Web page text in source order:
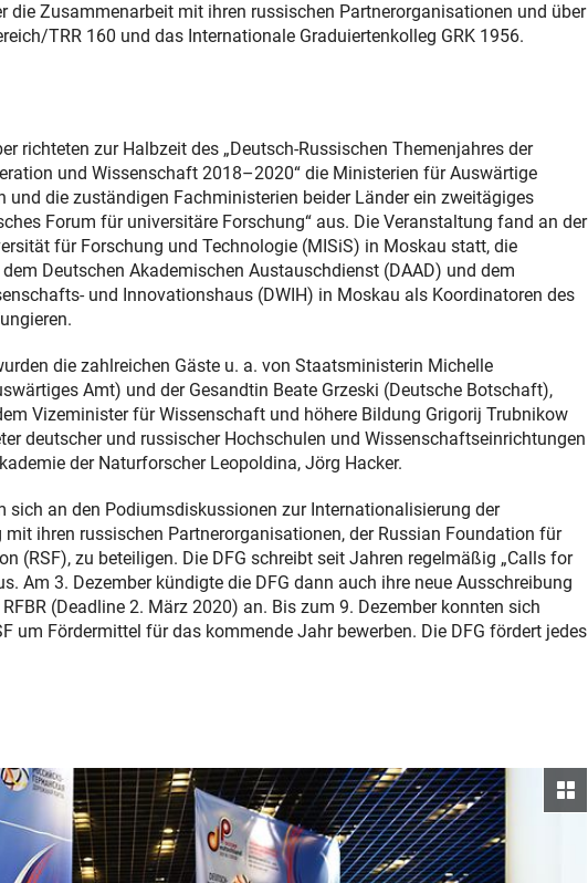
Zusammenarbeit mit ihren russischen Partnerorganisationen und über
TRR 160 und das Internationale Graduiertenkolleg GRK 1956.
richteten zur Halbzeit des „Deutsch-Russischen Themenjahres der
und Wissenschaft 2018–2020“ die Ministerien für Auswärtige
und die zuständigen Fachministerien beider Länder ein zweitägiges
Forum für universitäre Forschung“ aus. Die Veranstaltung fand an der
für Forschung und Technologie (MISiS) in Moskau statt, die
Deutschen Akademischen Austauschdienst (DAAD) und dem
und Innovationshaus (DWIH) in Moskau als Koordinatoren des
die zahlreichen Gäste u. a. von Staatsministerin Michelle
Amt) und der Gesandtin Beate Grzeski (Deutsche Botschaft),
Vizeminister für Wissenschaft und höhere Bildung Grigorij Trubnikow
deutscher und russischer Hochschulen und Wissenschaftseinrichtungen
der Naturforscher Leopoldina, Jörg Hacker.
sich an den Podiumsdiskussionen zur Internationalisierung der
ihren russischen Partnerorganisationen, der Russian Foundation für
(RSF), zu beteiligen. Die DFG schreibt seit Jahren regelmäßig „Calls for
Am 3. Dezember kündigte die DFG dann auch ihre neue Ausschreibung
(Deadline 2. März 2020) an. Bis zum 9. Dezember konnten sich
um Fördermittel für das kommende Jahr bewerben. Die DFG fördert jedes